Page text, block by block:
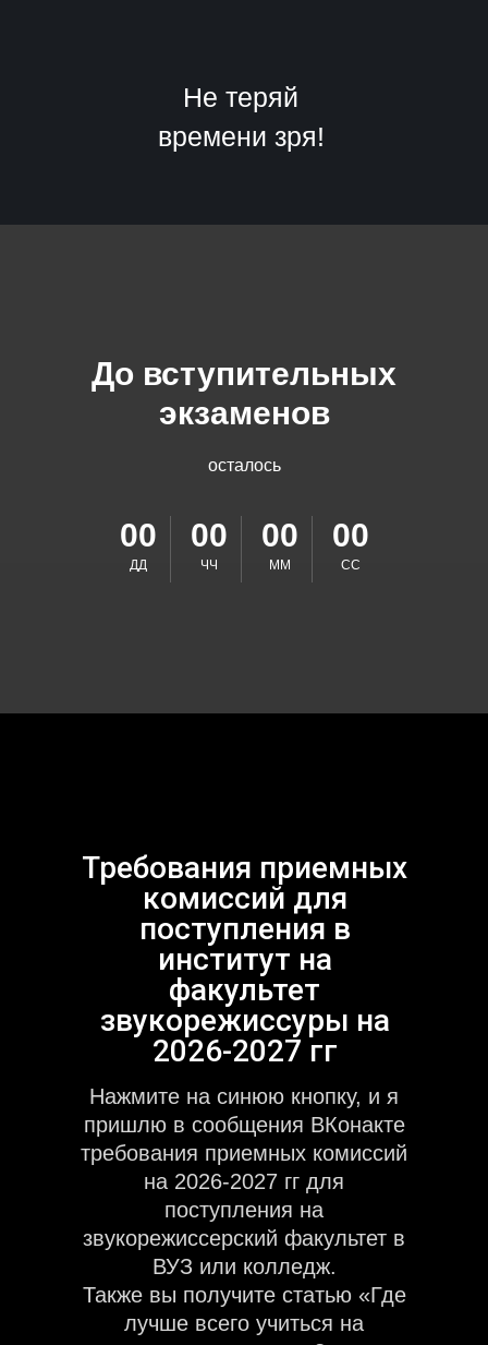
Не теряй
времени зря!
До вступительных
экзаменов
осталось
00
ДД
00
ЧЧ
00
ММ
00
СС
Требования приемных
комиссий для
поступления в
институт на
факультет
звукорежиссуры на
2026-2027 гг
Нажмите на синюю кнопку, и я
пришлю в сообщения ВКонакте
требования приемных комиссий
на 2026-2027 гг для
поступления на
звукорежиссерский факультет в
ВУЗ или колледж.
Также вы получите статью «Где
лучше всего учиться на